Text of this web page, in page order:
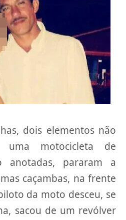
dois elementos não
uma motocicleta de
anotadas, pararam a
caçambas, na frente
da moto desceu, se
sacou de um revólver